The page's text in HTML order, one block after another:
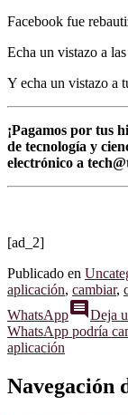
Facebook fue
Echa un vistazo a
Y echa un vistazo a
¡Pagamos por tus
de tecnología y
electrónico a
[ad_2]
Publicado en
aplicación, cambiar,
WhatsAppcommentDeja
WhatsApp podría
aplicación
Navegación